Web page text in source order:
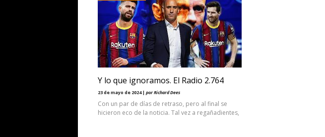
Y lo que ignoramos. El Radio 2.764
23 de mayo de 2024 | por Richard Dees
Con un par de días de retraso, pero al final se
hicieron eco de la noticia. Tal vez a regañadientes,